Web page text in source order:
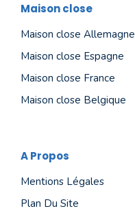
Maison close
Maison close Allemagne
Maison close Espagne
Maison close France
Maison close Belgique
A Propos
Mentions Légales
Plan Du Site